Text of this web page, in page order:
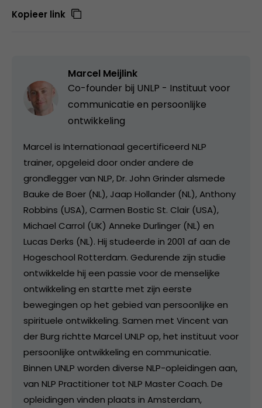
Kopieer link
Marcel Meijlink
Co-founder bij UNLP - Instituut voor
communicatie en persoonlijke
ontwikkeling
Marcel is Internationaal gecertificeerd NLP
trainer, opgeleid door onder andere de
grondlegger van NLP, Dr. John Grinder alsmede
Bauke de Boer (NL), Jaap Hollander (NL), Anthony
Robbins (USA), Carmen Bostic St. Clair (USA),
Michael Carrol (UK) Anneke Durlinger (NL) en
Lucas Derks (NL). Hij studeerde in 2001 af aan de
Hogeschool Rotterdam. Gedurende zijn studie
ontwikkelde hij een passie voor de menselijke
ontwikkeling en startte met zijn eerste
bewegingen op het gebied van persoonlijke en
spirituele ontwikkeling. Samen met Vincent van
der Burg richtte Marcel UNLP op, het instituut voor
persoonlijke ontwikkeling en communicatie.
Binnen UNLP worden diverse NLP-opleidingen aan,
van NLP Practitioner tot NLP Master Coach. De
opleidingen vinden plaats in Amsterdam,